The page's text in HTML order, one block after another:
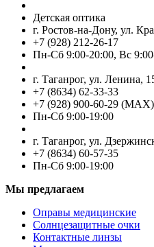
Детская оптика
г. Ростов-на-Дону, ул.
+7 (928) 212-26-17
Пн-Cб 9:00-20:00, Вс
г. Таганрог, ул. Ленина,
+7 (8634) 62-33-33
+7 (928) 900-60-29 (MAX)
Пн-Cб 9:00-19:00
г. Таганрог, ул.
+7 (8634) 60-57-35
Пн-Сб 9:00-19:00
Мы предлагаем
Оправы медицинские
Солнцезащитные очки
Контактные линзы